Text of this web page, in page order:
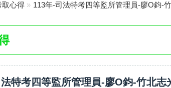
取心得 » 113年-司法特考四等監所管理員-廖O鈞-
特考四等監所管理員-廖O鈞-竹北志